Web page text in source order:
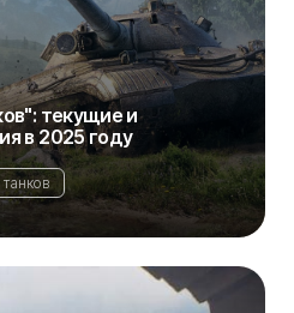
текущие и
в 2025 году